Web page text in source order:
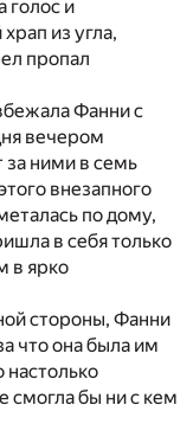
голос и
из угла,
пропал
Фанни с
вечером
за ними в семь
внезапного
по дому,
в себя только
в ярко
стороны, Фанни
что она была им
настолько
смогла бы ни с кем